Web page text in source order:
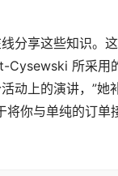
分享这些知识
所采用
动上的演讲，”
你与单纯的订单